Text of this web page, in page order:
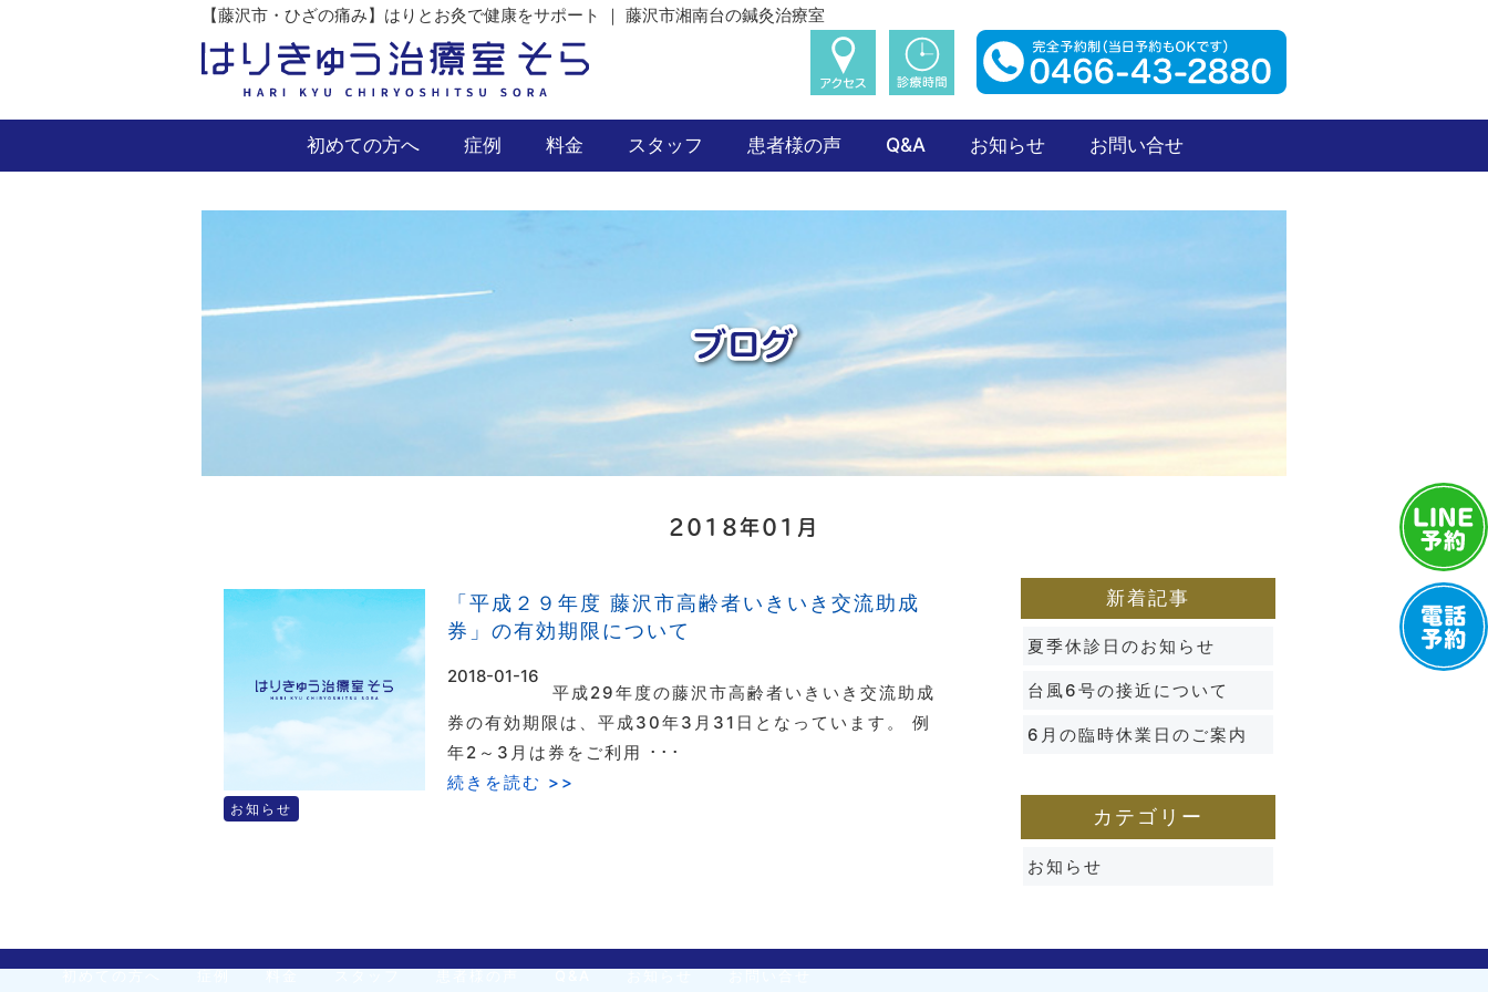
【藤沢市・ひざの痛み】はりとお灸で健康をサポート ｜ 藤沢市湘南台の鍼灸治療室
初めての方へ 症例 料金 スタッフ 患者様の声 Q&A お知らせ お問い合せ
2018年01月
お知らせ
「平成２９年度 藤沢市高齢者いきいき交流助成
券」の有効期限について
2018-01-16
平成29年度の藤沢市高齢者いきいき交流助成
券の有効期限は、平成30年3月31日となっています。 例
年2～3月は券をご利用 ･･･
続きを読む >>
新着記事
夏季休診日のお知らせ
台風6号の接近について
6月の臨時休業日のご案内
カテゴリー
お知らせ